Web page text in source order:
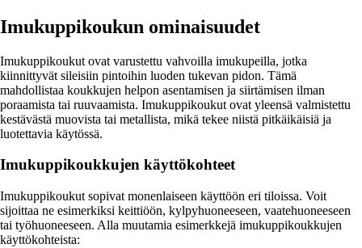
Imukuppikoukun ominaisuudet
Imukuppikoukut ovat varustettu vahvoilla imukupeilla, jotka
kiinnittyvät sileisiin pintoihin luoden tukevan pidon. Tämä
mahdollistaa koukkujen helpon asentamisen ja siirtämisen ilman
poraamista tai ruuvaamista. Imukuppikoukut ovat yleensä valmistettu
kestävästä muovista tai metallista, mikä tekee niistä pitkäikäisiä ja
luotettavia käytössä.
Imukuppikoukkujen käyttökohteet
Imukuppikoukut sopivat monenlaiseen käyttöön eri tiloissa. Voit
sijoittaa ne esimerkiksi keittiöön, kylpyhuoneeseen, vaatehuoneeseen
tai työhuoneeseen. Alla muutamia esimerkkejä imukuppikoukkujen
käyttökohteista: